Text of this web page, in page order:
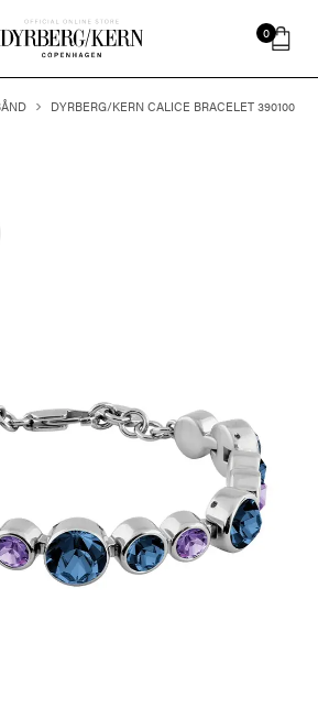
0
DYRBERG/KERN CALICE BRACELET 390100